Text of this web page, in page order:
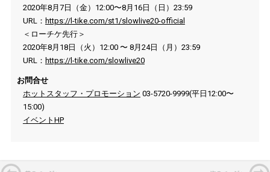
2020年8月7日（金）12:00〜8月16日（日）23:59
URL： https://l-tike.com/st1/slowlive20-official
＜ローチケ先行＞
2020年8月18日（火）12:00 〜 8月24日（月）23:59
URL： https://l-tike.com/slowlive20
お問合せ
ホットスタッフ・プロモーション 03-5720-9999(平日12:00〜
15:00)
イベントHP